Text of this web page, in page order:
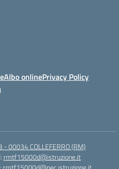
Albo onlinePrivacy Policy
- 00034 COLLEFERRO (RM)
rmtf15000d@istruzione.it